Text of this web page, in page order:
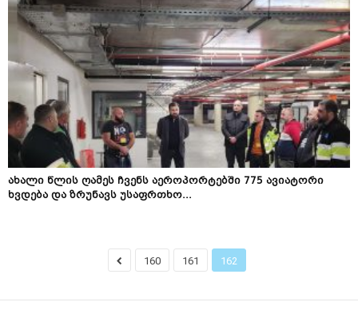
ახალი წლის ღამეს ჩვენს აეროპორტებში 775 ავიატორი
ხვდება და ზრუნავს უსაფრთხო...
160 161 162